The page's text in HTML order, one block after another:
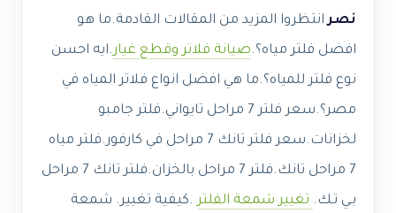
نصرانتظروا المزيد من المقالات القادمة.ما هو
افضل فلتر مياه؟.صيانة فلاتر وقطع غيار.ايه احسن
نوع فلتر للمياه؟.ما هي افضل انواع فلاتر المياه في
مصر؟.سعر فلتر 7 مراحل تايواني.فلتر جامبو
لخزانات.
سعر فلتر تانك 7 مراحل في كارفور.فلتر مياه
7 مراحل تانك.فلتر 7 مراحل بالخزان.فلتر تانك 7 مراحل
بـي تـك. تغيير شمعة الفلتر.كيفية تغيير. شمعة